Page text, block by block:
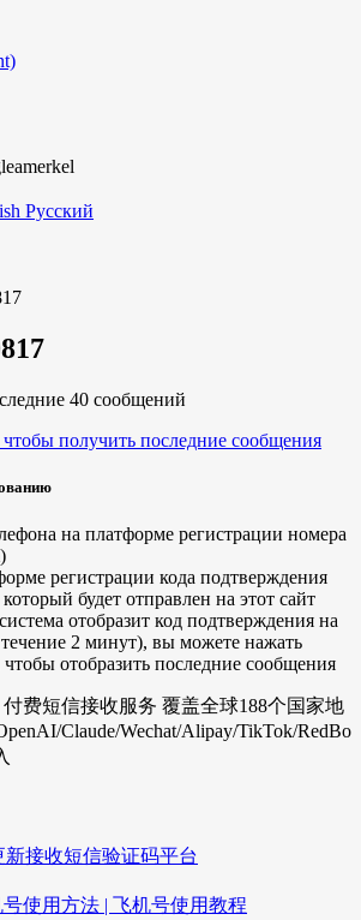
Русский
40 сообщений
получить последние сообщения
на платформе регистрации номера
регистрации кода подтверждения
будет отправлен на этот сайт
отобразит код подтверждения на
2 минут), вы можете нажать
отобразить последние сообщения
付费短信接收服务 覆盖全球188个国家地
Claude/Wechat/Alipay/TikTok/RedBo
新接收短信验证码平台
号使用方法 | 飞机号使用教程